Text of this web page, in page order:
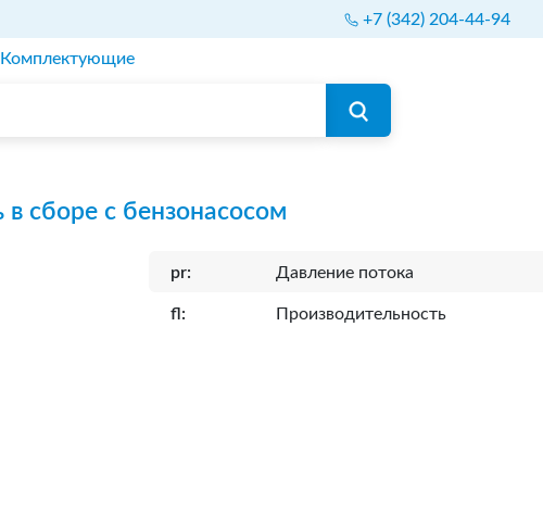
+7 (342) 204-44-94
Комплектующие
сборе с бензонасосом
pr: Давление потока
fl: Производительность